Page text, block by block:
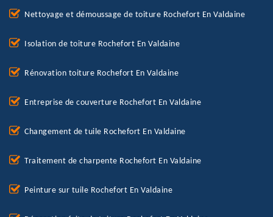
Nettoyage et démoussage de toiture Rochefort En Valdaine
Isolation de toiture Rochefort En Valdaine
Rénovation toiture Rochefort En Valdaine
Entreprise de couverture Rochefort En Valdaine
Changement de tuile Rochefort En Valdaine
Traitement de charpente Rochefort En Valdaine
Peinture sur tuile Rochefort En Valdaine